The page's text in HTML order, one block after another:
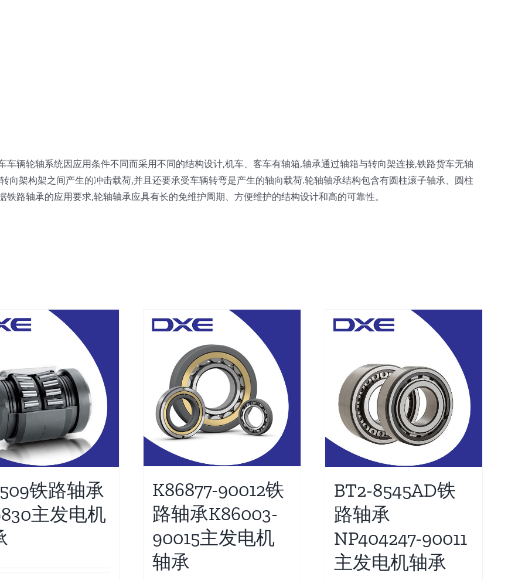
辆轮轴系统因应用条件不同而采用不同的结构设计,机车、客车有轴箱,轴承通过轴箱与转向架连接,铁路货车无轴
向架构架之间产生的冲击载荷,并且还要承受车辆转弯是产生的轴向载荷.轮轴轴承结构包含有圆柱滚子轴承、圆柱
路轴承的应用要求,轮轴轴承应具有长的免维护周期、方便维护的结构设计和高的可靠性。
铁路轴承
主发电机
K86877-90012铁
路轴承K86003-
90015主发电机
轴承
BT2-8545AD铁
路轴承
NP404247-90011
主发电机轴承